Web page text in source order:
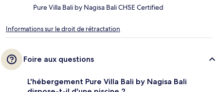
Pure Villa Bali by Nagisa Bali CHSE Certified
Informations sur le droit de rétractation
Foire aux questions
L'hébergement Pure Villa Bali by Nagisa Bali